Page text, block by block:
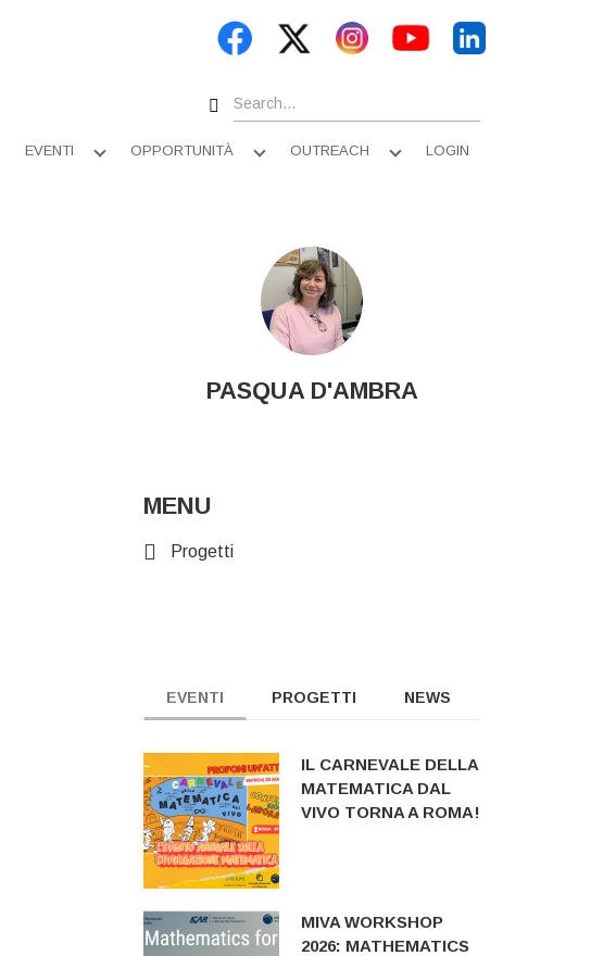
Search
EVENTI
Apri
OPPORTUNITÀ
Apri
OUTREACH
Apri
LOGIN
PASQUA D'AMBRA
MENU
Progetti
EVENTI PROGETTI NEWS
IL CARNEVALE DELLA
MATEMATICA DAL
VIVO TORNA A ROMA!
MIVA WORKSHOP
2026: MATHEMATICS